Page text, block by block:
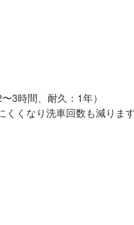
3時間、耐久：1年）
くくなり洗車回数も減りま